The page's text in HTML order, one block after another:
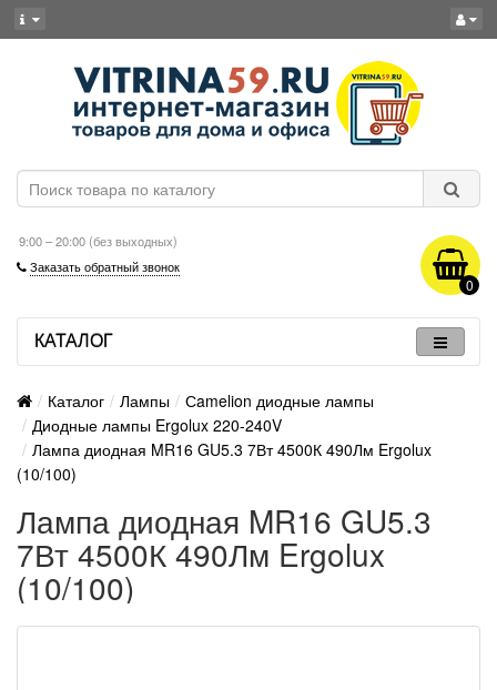
9:00 – 20:00 (без выходных)
Заказать обратный звонок
0
КАТАЛОГ
Каталог Лампы
Сamelion диодные лампы
Диодные лампы Ergolux 220-240V
Лампа диодная MR16 GU5.3 7Вт 4500К 490Лм Ergolux
(10/100)
Лампа диодная MR16 GU5.3
7Вт 4500К 490Лм Ergolux
(10/100)